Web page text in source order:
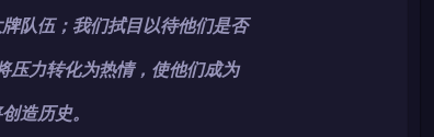
队伍；我们拭目以待他们是否
压力转化为热情，使他们成为
造历史。